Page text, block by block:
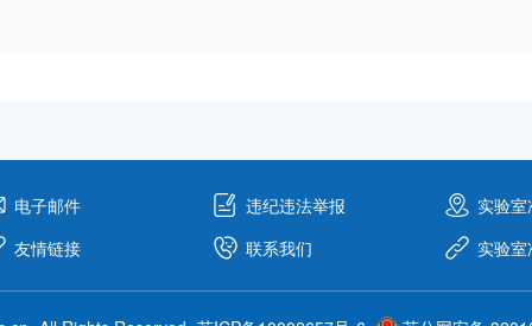
电子邮件 违纪违法举报
实验
友情链接
联系我们 实验